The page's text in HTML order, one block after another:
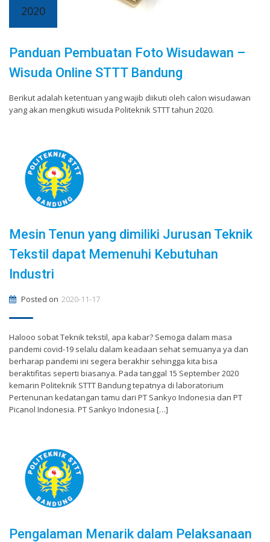
2020
Panduan Pembuatan Foto Wisudawan –
Wisuda Online STTT Bandung
Berikut adalah ketentuan yang wajib diikuti oleh calon wisudawan
yang akan mengikuti wisuda Politeknik STTT tahun 2020.
Mesin Tenun yang dimiliki Jurusan Teknik
Tekstil dapat Memenuhi Kebutuhan
Industri
Posted on 2020-11-17
Halooo sobat Teknik tekstil, apa kabar? Semoga dalam masa
pandemi covid-19 selalu dalam keadaan sehat semuanya ya dan
berharap pandemi ini segera berakhir sehingga kita bisa
beraktifitas seperti biasanya. Pada tanggal 15 September 2020
kemarin Politeknik STTT Bandung tepatnya di laboratorium
Pertenunan kedatangan tamu dari PT Sankyo Indonesia dan PT
Picanol Indonesia. PT Sankyo Indonesia […]
Pengalaman Menarik dalam Pelaksanaan